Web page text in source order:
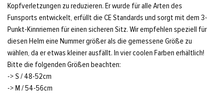
Kopfverletzungen zu reduzieren. Er wurde für alle Arten des
Funsports entwickelt, erfüllt die CE Standards und sorgt mit dem 3-
Punkt-Kinnriemen für einen sicheren Sitz. Wir empfehlen speziell für
diesen Helm eine Nummer größer als die gemessene Größe zu
wählen, da er etwas kleiner ausfällt. In vier coolen Farben erhältlich!
Bitte die folgenden Größen beachten:
-> S / 48-52cm
-> M / 54-56cm